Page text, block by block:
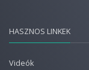
HASZNOS LINKEK
Videók